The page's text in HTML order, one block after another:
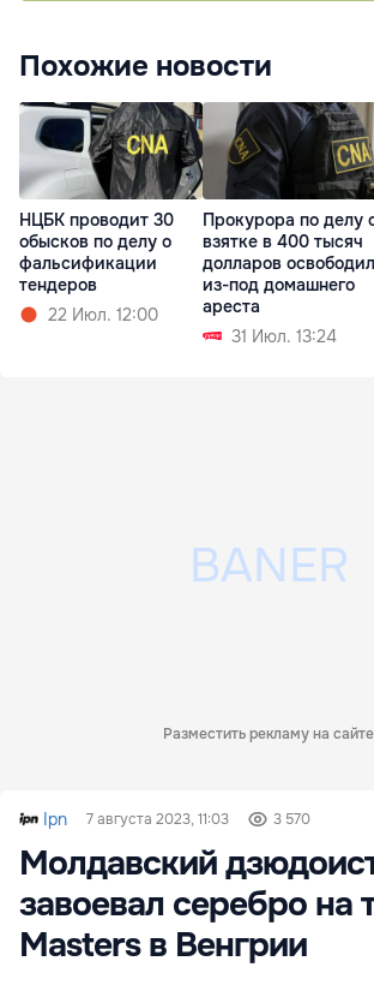
Похожие новости
НЦБК проводит 30
обысков по делу о
фальсификации
тендеров
22 Июл. 12:00
Прокурора по делу
взятке в 400 тысяч
долларов
из-под домашнего
ареста
31 Июл. 13:24
Разместить рекламу на сайте
Ipn 7 августа 2023, 11:03 3 570
Молдавский
завоевал серебро на
Masters в Венгрии